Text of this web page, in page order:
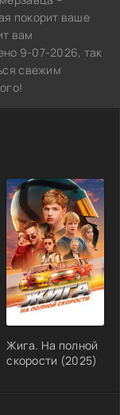
покорит ваше
вам
9-07-2026, так
свежим
Жига. На полной
скорости (2025)